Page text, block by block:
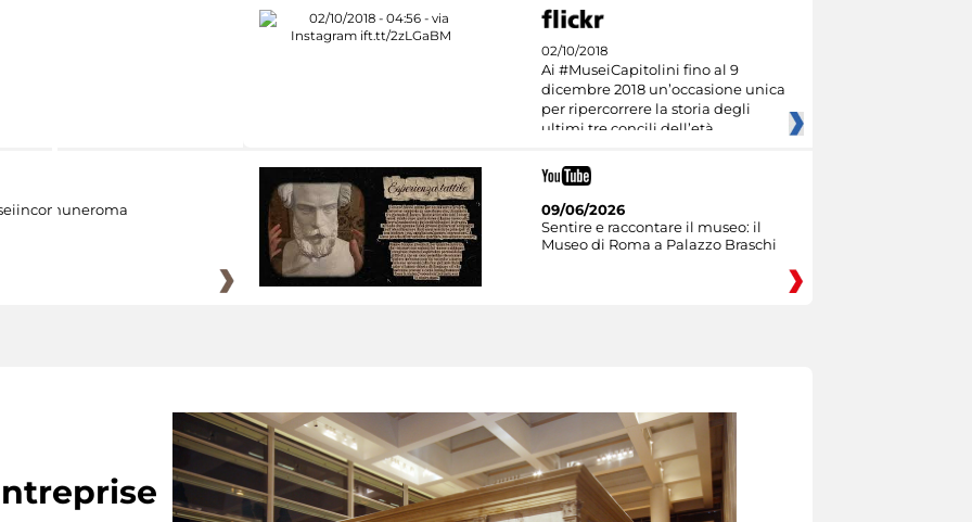
02/10/2018
Ai #MuseiCapitolini fino al 9
dicembre 2018 un’occasione unica
per ripercorrere la storia degli
ultimi tre concili dell’età
09/06/2026
Sentire e raccontare il museo: il
Museo di Roma a Palazzo Braschi